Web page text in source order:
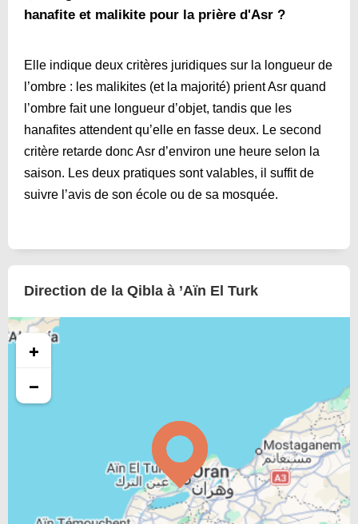
hanafite et malikite pour la prière d'Asr ?
Elle indique deux critères juridiques sur la longueur de
l’ombre : les malikites (et la majorité) prient Asr quand
l’ombre fait une longueur d’objet, tandis que les
hanafites attendent qu’elle en fasse deux. Le second
critère retarde donc Asr d’environ une heure selon la
saison. Les deux pratiques sont valables, il suffit de
suivre l’avis de son école ou de sa mosquée.
Direction de la Qibla à ’Aïn El Turk
+
−